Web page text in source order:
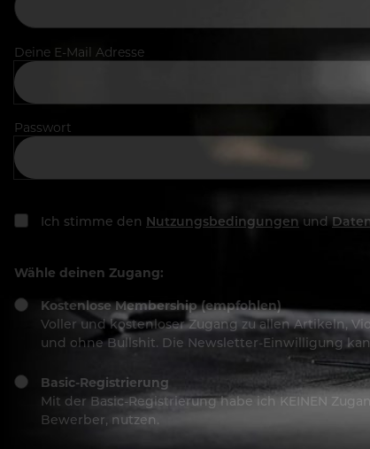
Deine E-Mail Adresse
Passwort
Ich stimme den Nutzungsbedingungen und
Wähle deinen Zugang:
Kostenlose Membership (empfohlen)
Voller und kostenloser Zugang zu allen Artikeln,
und ohne Bullshit. Die Newsletter-Einwilligung
Basic-Registrierung
Mit der Basic-Registrierung habe ich KEINEN
Bewerber, nutzen.